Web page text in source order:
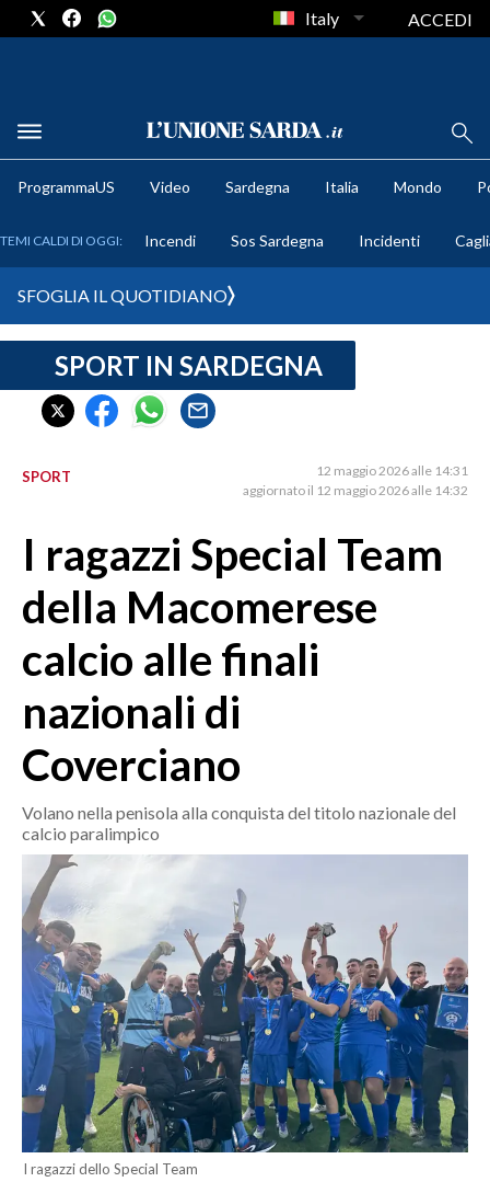
METEO
CRONACA SARDEGNA
CAGLIARI
SULCIS IGLESIENTE
SASSARI E PROVINCIA
GALLURA
OGLIASTRA
CRONACA
ITALIA
MONDO
POLITICA
ECONOMIA
SERVIZI ALLE IMPRESE
LAVORO
BANDI
SPORT IN SARDEGNA
SPORT
Italy ACCEDI
ProgrammaUS Video Sardegna Italia Mondo
TEMI CALDI DI OGGI: Incendi Sos Sardegna Incidenti
SFOGLIA IL QUOTIDIANO
SPORT IN SARDEGNA
SPORT
12 maggio 2026 alle 14:31
aggiornato il 12 maggio 2026 alle 14:32
I ragazzi Special Team
della Macomerese
calcio alle finali
nazionali di
Coverciano
Volano nella penisola alla conquista del titolo nazionale del
calcio paralimpico
I ragazzi dello Special Team